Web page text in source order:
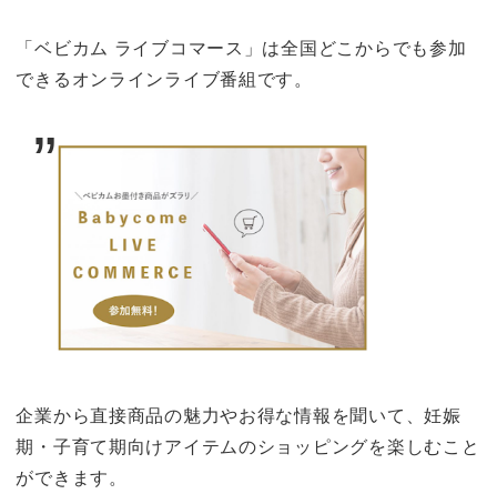
「ベビカム ライブコマース」は全国どこからでも参加
できるオンラインライブ番組です。
企業から直接商品の魅力やお得な情報を聞いて、妊娠
期・子育て期向けアイテムのショッピングを楽しむこと
ができます。